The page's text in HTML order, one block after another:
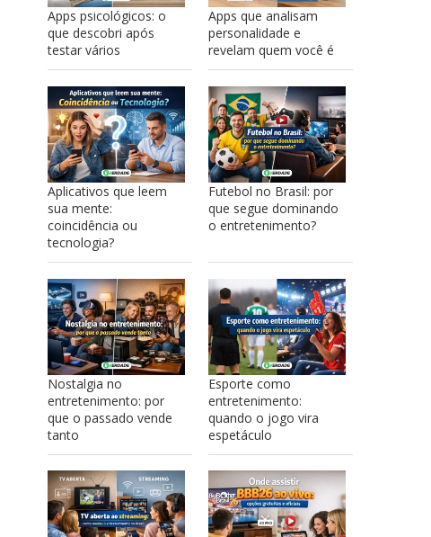
Apps psicológicos: o
que descobri após
testar vários
Apps que analisam
personalidade e
revelam quem você é
Aplicativos que leem
sua mente:
coincidência ou
tecnologia?
Futebol no Brasil: por
que segue dominando
o entretenimento?
Nostalgia no
entretenimento: por
que o passado vende
tanto
Esporte como
entretenimento:
quando o jogo vira
espetáculo